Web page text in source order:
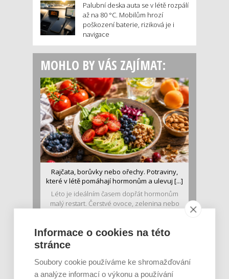
Palubní deska auta se v létě rozpálí
až na 80 °C. Mobilům hrozí
poškození baterie, riziková je i
navigace
MOHLO BY VÁS ZAJÍMAT:
Rajčata, borůvky nebo ořechy. Potraviny,
které v létě pomáhají hormonům a ulevuj [...]
Léto je ideálním časem dopřát hormonům
malý restart. Čerstvé ovoce, zelenina nebo
Informace o cookies na této
stránce
Soubory cookie používáme ke shromažďování
a analýze informací o výkonu a používání